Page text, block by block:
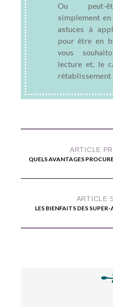
Ou peut-
simplement
astuces à
pour être en
vous
lecture et, le
rétablissement
ARTICLE
QUELS AVANTAGES
ARTICLE
LES BIENFAITS DES